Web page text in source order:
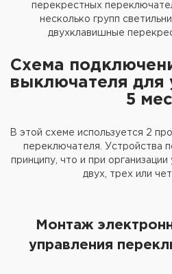
перекрестных
несколько групп
двухклавишные
Схема
выключателя для
5
В этой схеме используется 2
переключателя. Устройства
принципу, что и при
двух, трех или
Монтаж
управления